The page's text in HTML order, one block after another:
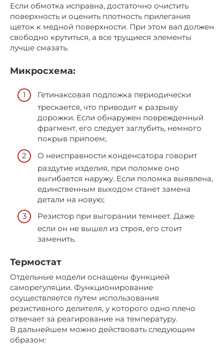
Если обмотка исправна, достаточно очистить
поверхность и оценить плотность прилегания
щеток к медной поверхности. При этом вал должен
свободно крутиться, а все трущиеся элементы
лучше смазать.
Микросхема:
Гетинаксовая подложка периодически
трескается, что приводит к разрыву
дорожки. Если обнаружен поврежденный
фрагмент, его следует заглубить, немного
покрыв припоем;
О неисправности конденсатора говорит
раздутие изделия, при поломке оно
выгибается наружу. Если поломка выявлена,
единственным выходом станет замена
детали на новую;
Резистор при выгорании темнеет. Даже
если он не вышел из строя, его стоит
заменить.
Термостат
Отдельные модели оснащены функцией
саморегуляции. Функционирование
осуществляется путем использования
резистивного делителя, у которого одно плечо
отвечает за реагирование на температуру.
В дальнейшем можно действовать следующим
образом: